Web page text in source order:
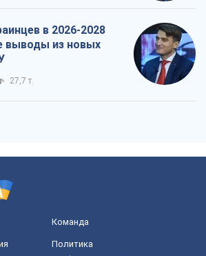
в 2026-2028
выводы из новых
27,7 т.
Команда
Политика